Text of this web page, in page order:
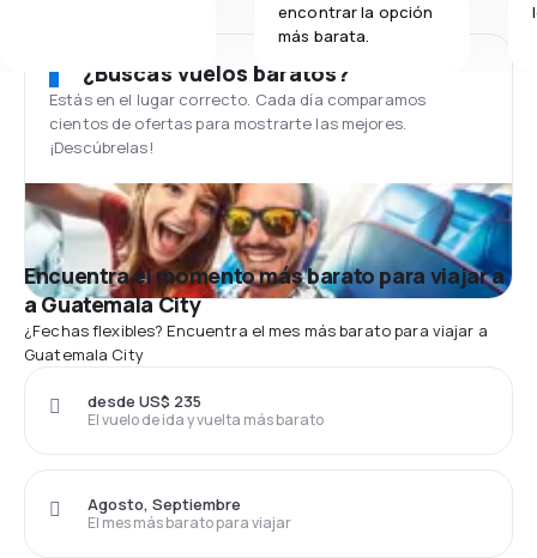
encontrar la opción
más barata.
¿Buscas vuelos baratos?
Estás en el lugar correcto. Cada día comparamos
cientos de ofertas para mostrarte las mejores.
¡Descúbrelas!
Encuentra el momento más barato para viajar a
a Guatemala City
¿Fechas flexibles? Encuentra el mes más barato para viajar a
Guatemala City
El vuelo de ida y vuelta más barato
desde US$ 235
El mes más barato para viajar
Agosto, Septiembre